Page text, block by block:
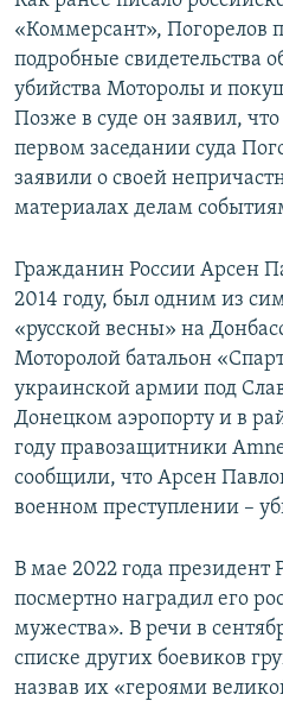
«Коммерсант», Погорелов
подробные свидетельства
убийства Моторолы и
Позже в суде он заявил,
первом заседании суда
заявили о своей
материалах делам
Гражданин России Арсен
2014 году, был одним из
«русской весны» на
Моторолой батальон
украинской армии под
Донецком аэропорту и в
году правозащитники
сообщили, что Арсен
военном преступлении –
В мае 2022 года
посмертно наградил его
мужества». В речи в
списке других боевиков
назвав их «героями